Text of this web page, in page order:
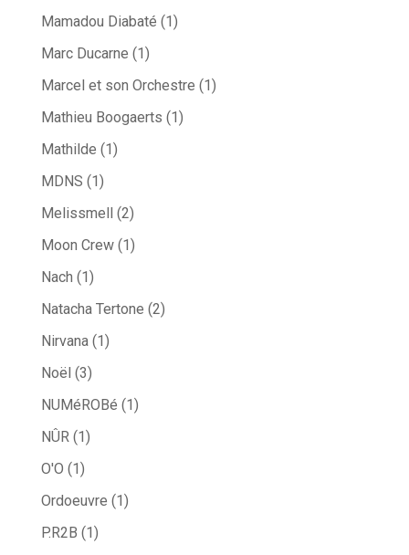
Mamadou Diabaté (1)
Marc Ducarne (1)
Marcel et son Orchestre (1)
Mathieu Boogaerts (1)
Mathilde (1)
MDNS (1)
Melissmell
(2)
Moon Crew(1)
Nach (1)
Natacha Tertone (2)
Nirvana(1)
Noël (3)
NUMéROBé (1)
NÛR(1)
O'O (1)
Ordoeuvre (1)
P.R2B (1)